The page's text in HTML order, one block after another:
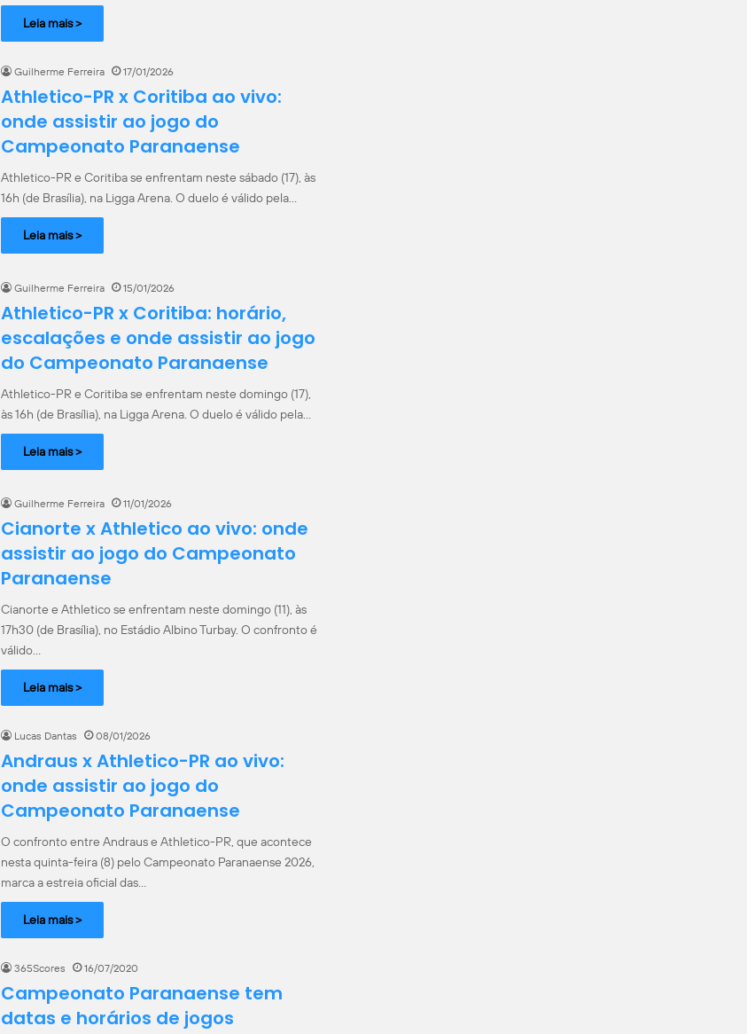
Leia mais >
Guilherme Ferreira 17/01/2026
Athletico-PR x Coritiba ao vivo:
onde assistir ao jogo do
Campeonato Paranaense
Athletico-PR e Coritiba se enfrentam neste sábado (17), às
16h (de Brasília), na Ligga Arena. O duelo é válido pela…
Leia mais >
Guilherme Ferreira 15/01/2026
Athletico-PR x Coritiba: horário,
escalações e onde assistir ao jogo
do Campeonato Paranaense
Athletico-PR e Coritiba se enfrentam neste domingo (17),
às 16h (de Brasília), na Ligga Arena. O duelo é válido pela…
Leia mais >
Guilherme Ferreira 11/01/2026
Cianorte x Athletico ao vivo: onde
assistir ao jogo do Campeonato
Paranaense
Cianorte e Athletico se enfrentam neste domingo (11), às
17h30 (de Brasília), no Estádio Albino Turbay. O confronto é
válido…
Leia mais >
Lucas Dantas 08/01/2026
Andraus x Athletico-PR ao vivo:
onde assistir ao jogo do
Campeonato Paranaense
O confronto entre Andraus e Athletico-PR, que acontece
nesta quinta-feira (8) pelo Campeonato Paranaense 2026,
marca a estreia oficial das…
Leia mais >
365Scores 16/07/2020
Campeonato Paranaense tem
datas e horários de jogos